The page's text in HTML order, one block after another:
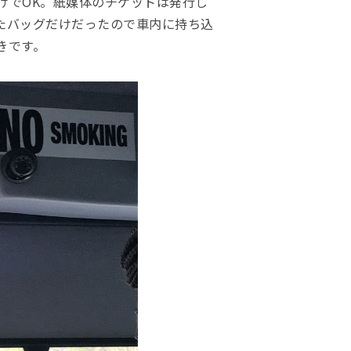
ッグだけだったので車内に持ち込
す。